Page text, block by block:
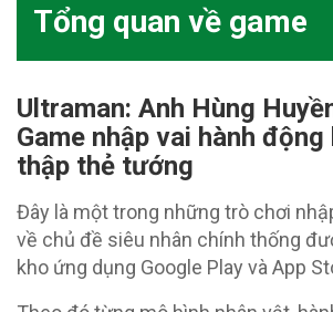
Tổng quan về game
Ultraman: Anh Hùng
Game nhập vai hành
thập thẻ tướng
Đây là một trong những trò chơi
về chủ đề siêu nhân chính thống
kho ứng dụng Google Play và App